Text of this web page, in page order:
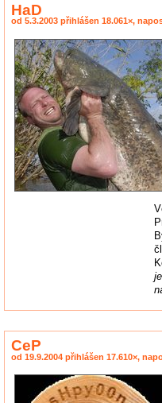
HaD
od 5.3.2003 přihlášen 18.061×,
CeP
od 19.9.2004 přihlášen 17.610×,